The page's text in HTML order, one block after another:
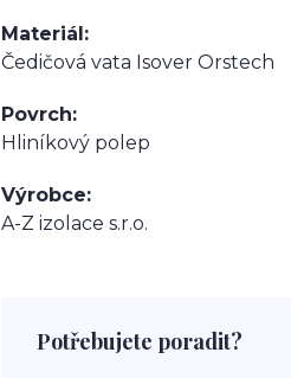
Materiál
Čedičová vata Isover Orstech
Povrch
Hliníkový polep
Výrobce
A-Z izolace s.r.o.
Potřebujete poradit?